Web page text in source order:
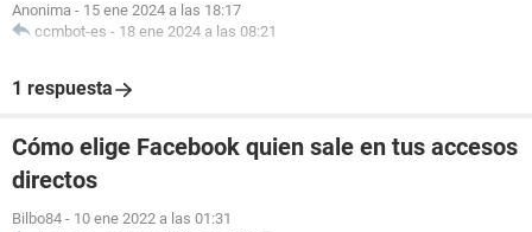
Anonima - 15 ene 2024 a las 18:17
ccmbot-es - 18 ene 2024 a las 08:21
1 respuesta
Cómo elige Facebook quien sale en tus accesos
directos
Bilbo84 - 10 ene 2022 a las 01:31